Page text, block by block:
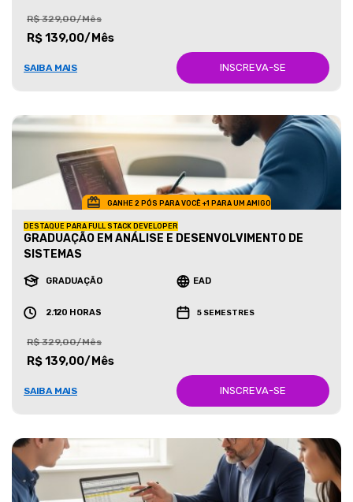
R$ 329,00/Mês
R$ 139,00/Mês
SAIBA MAIS INSCREVA-SE
GANHE 2 PÓS PARA VOCÊ +1 PARA UM AMIGO
DESTAQUE PARA FULL STACK DEVELOPER
GRADUAÇÃO EM ANÁLISE E DESENVOLVIMENTO DE
SISTEMAS
GRADUAÇÃO EAD
2.120 HORAS 5 SEMESTRES
R$ 329,00/Mês
R$ 139,00/Mês
SAIBA MAIS INSCREVA-SE